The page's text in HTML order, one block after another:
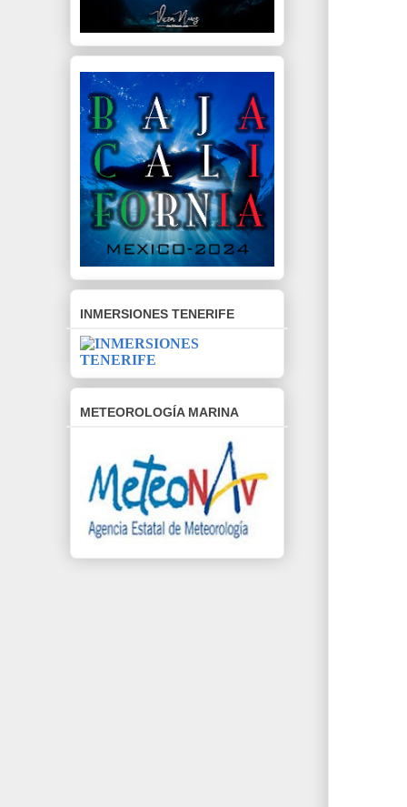
INMERSIONES TENERIFE
METEOROLOGÍA MARINA